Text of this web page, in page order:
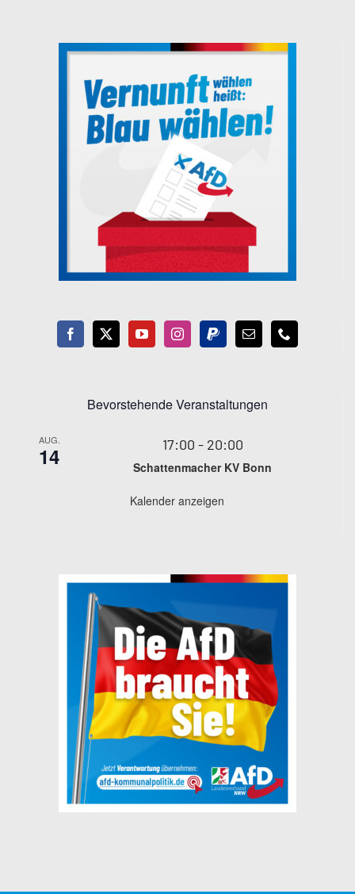
Bevorstehende Veranstaltungen
AUG.
14 17:00 - 20:00
Schattenmacher KV Bonn
Kalender anzeigen